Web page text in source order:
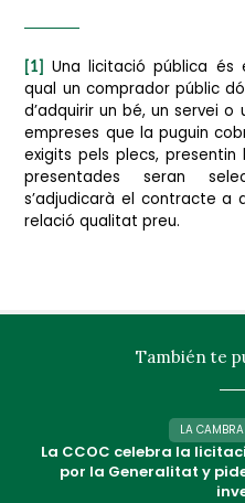
[1]
Una licitació pública és
qual un comprador públic
d’adquirir un bé, un servei o
empreses que la puguin
exigits pels plecs,
presentades seran
s’adjudicarà el contracte a
relació qualitat preu.
También te
LA CAMBRA
La CCOC celebra la
por la Generalitat y